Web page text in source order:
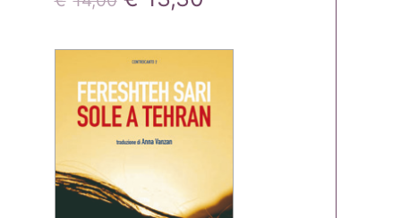
originale
era:
€14,00.
è:
€13,30.